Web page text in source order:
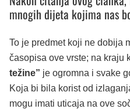
mnogih dijeta kojima nas
To je predmet koji ne dobija
časopisa ove vrste; na kraju
težine” je ogromna i svake
Koja bi bila korist od
mogu imati uticaja na ove